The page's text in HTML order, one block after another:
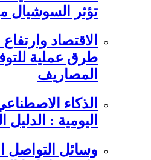
تؤثر السوشيال
طرق عملية
المصاريف
اليومية :
وسائل التواصل